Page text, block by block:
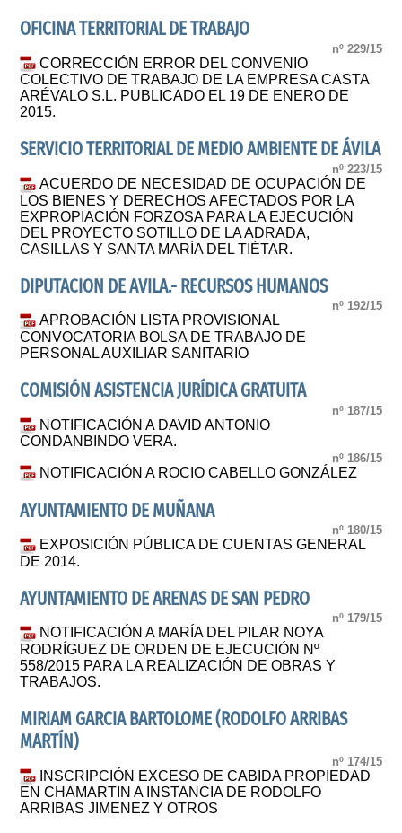
OFICINA TERRITORIAL DE TRABAJO
nº 229/15
CORRECCIÓN ERROR DEL CONVENIO
COLECTIVO DE TRABAJO DE LA EMPRESA CASTA
ARÉVALO S.L. PUBLICADO EL 19 DE ENERO DE
2015.
SERVICIO TERRITORIAL DE MEDIO AMBIENTE DE ÁVILA
nº 223/15
ACUERDO DE NECESIDAD DE OCUPACIÓN DE
LOS BIENES Y DERECHOS AFECTADOS POR LA
EXPROPIACIÓN FORZOSA PARA LA EJECUCIÓN
DEL PROYECTO SOTILLO DE LA ADRADA,
CASILLAS Y SANTA MARÍA DEL TIÉTAR.
DIPUTACION DE AVILA.- RECURSOS HUMANOS
nº 192/15
APROBACIÓN LISTA PROVISIONAL
CONVOCATORIA BOLSA DE TRABAJO DE
PERSONAL AUXILIAR SANITARIO
COMISIÓN ASISTENCIA JURÍDICA GRATUITA
nº 187/15
NOTIFICACIÓN A DAVID ANTONIO
CONDANBINDO VERA.
nº 186/15
NOTIFICACIÓN A ROCIO CABELLO GONZÁLEZ
AYUNTAMIENTO DE MUÑANA
nº 180/15
EXPOSICIÓN PÚBLICA DE CUENTAS GENERAL
DE 2014.
AYUNTAMIENTO DE ARENAS DE SAN PEDRO
nº 179/15
NOTIFICACIÓN A MARÍA DEL PILAR NOYA
RODRÍGUEZ DE ORDEN DE EJECUCIÓN Nº
558/2015 PARA LA REALIZACIÓN DE OBRAS Y
TRABAJOS.
MIRIAM GARCIA BARTOLOME (RODOLFO ARRIBAS
MARTÍN)
nº 174/15
INSCRIPCIÓN EXCESO DE CABIDA PROPIEDAD
EN CHAMARTIN A INSTANCIA DE RODOLFO
ARRIBAS JIMENEZ Y OTROS